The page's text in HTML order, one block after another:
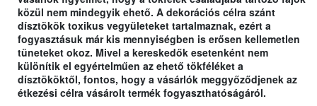
közül nem mindegyik ehető. A dekorációs célra szánt
dísztökök toxikus vegyületeket tartalmaznak, ezért a
fogyasztásuk már kis mennyiségben is erősen kellemetlen
tüneteket okoz. Mivel a kereskedők esetenként nem
különítik el egyértelműen az ehető tökféléket a
dísztököktől, fontos, hogy a vásárlók meggyőződjenek az
étkezési célra vásárolt termék fogyaszthatóságáról.